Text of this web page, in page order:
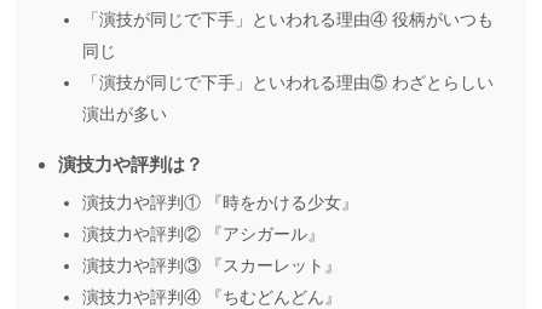
「演技が同じで下手」といわれる理由④ 役柄がいつも
同じ
「演技が同じで下手」といわれる理由⑤ わざとらしい
演出が多い
演技力や評判は？
演技力や評判① 『時をかける少女』
演技力や評判② 『アシガール』
演技力や評判③ 『スカーレット』
演技力や評判④ 『ちむどんどん』